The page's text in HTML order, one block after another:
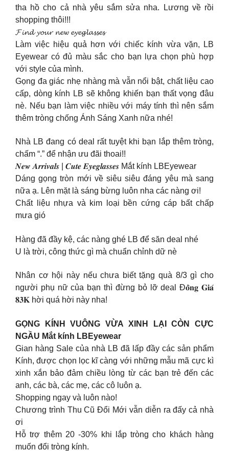
tha hồ cho cả nhà yêu sắm sửa nha. Lương về rồi
shopping thôi!!!
𝓕𝓲𝓷𝓭 𝔂𝓸𝓾𝓻 𝓷𝓮𝔀 𝓮𝔂𝓮𝓰𝓵𝓪𝓼𝓼𝓮𝓼
Làm việc hiệu quả hơn với chiếc kính vừa vặn, LB
Eyewear có đủ màu sắc cho bạn lựa chọn phù hợp
với style của mình.
Gọng đa giác nhẹ nhàng mà vẫn nổi bật, chất liệu cao
cấp, dòng kính LB sẽ không khiến bạn thất vọng đâu
nè. Nếu bạn làm việc nhiều với máy tính thì nên sắm
thêm tròng chống Ánh Sáng Xanh nữa nhé!
Nhà LB đang có deal rất tuyệt khi bạn lắp thêm tròng,
chấm “.” để nhận ưu đãi thoai!!
𝑵𝒆𝒘 𝑨𝒓𝒓𝒊𝒗𝒂𝒍𝒔 | 𝑪𝒖𝒕𝒆 𝑬𝒚𝒆𝒈𝒍𝒂𝒔𝒔𝒆𝒔 Mắt kính LBEyewear
Dáng gọng tròn mới về siêu siêu đáng yêu mà sang
nữa ạ. Lên mặt là sáng bừng luôn nha các nàng ơi!
Chất liệu nhựa và kim loại bền cứng cáp bất chấp
mưa gió
Hàng đã đầy kệ, các nàng ghé LB để săn deal nhé
U là trời, công thức gì mà chuẩn chỉnh dữ nè
​Nhân cơ hội này nếu chưa biết tặng quà 8/3 gì cho
người phụ nữ của bạn thì đừng bỏ lỡ deal Đ𝐨̂̀𝐧𝐠 𝐆𝐢𝐚́
𝟖𝟑𝐊 hời quá hời này nha!
GỌNG KÍNH VUÔNG VỪA XINH LẠI CÒN CỰC
NGẦU Mắt kính LBEyewear
Gian hàng Sale của nhà LB đã lấp đầy các sản phẩm
Kính, được chọn lọc kĩ càng với những mẫu mã cực kì
xinh xắn bảo đảm chiều lòng từ các bạn trẻ đến các
anh, các bà, các mẹ, các cô luôn ạ.
Shopping ngay và luôn nào!
Chương trình Thu Cũ Đổi Mới vẫn diễn ra đấy cả nhà
ơi
Hỗ trợ thêm 20 -30% khi lắp tròng cho khách hàng
muốn đổi tròng kính.